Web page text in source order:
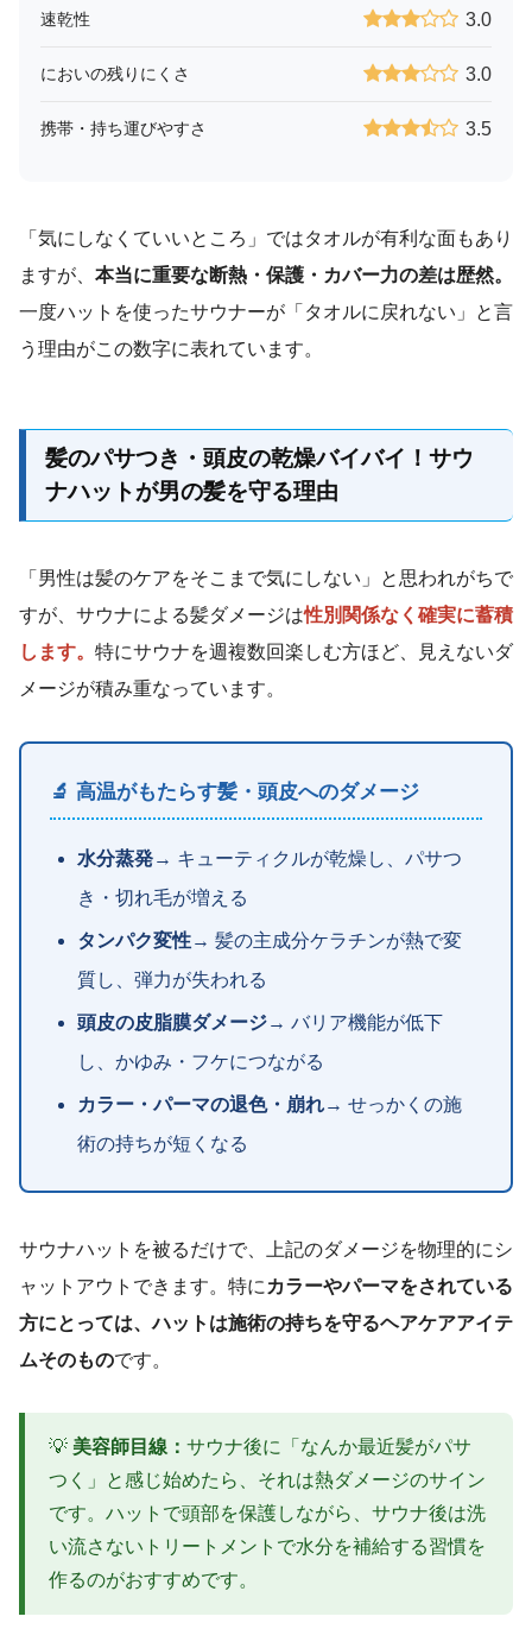
速乾性 3.0
においの残りにくさ 3.0
携帯・持ち運びやすさ 3.5
「気にしなくていいところ」ではタオルが有利な面もあり
ますが、 本当に重要な断熱・保護・カバー力の差は歴然。
一度ハットを使ったサウナーが「タオルに戻れない」と言
う理由がこの数字に表れています。
髪のパサつき・頭皮の乾燥バイバイ！サウ
ナハットが男の髪を守る理由
「男性は髪のケアをそこまで気にしない」と思われがちで
すが、サウナによる髪ダメージは性別関係なく確実に蓄積
します。 特にサウナを週複数回楽しむ方ほど、見えないダ
メージが積み重なっています。
🔬 高温がもたらす髪・頭皮へのダメージ
水分蒸発→ キューティクルが乾燥し、パサつ
き・切れ毛が増える
タンパク変性→ 髪の主成分ケラチンが熱で変
質し、弾力が失われる
頭皮の皮脂膜ダメージ→ バリア機能が低下
し、かゆみ・フケにつながる
カラー・パーマの退色・崩れ→ せっかくの施
術の持ちが短くなる
サウナハットを被るだけで、上記のダメージを物理的にシ
ャットアウトできます。特に カラーやパーマをされている
方にとっては、ハットは施術の持ちを守るヘアケアアイテ
ムそのものです。
💡 美容師目線： サウナ後に「なんか最近髪がパサ
つく」と感じ始めたら、それは熱ダメージのサイン
です。ハットで頭部を保護しながら、サウナ後は洗
い流さないトリートメントで水分を補給する習慣を
作るのがおすすめです。